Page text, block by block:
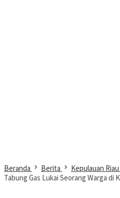
Beranda Berita Kepulauan Riau
Tabung Gas Lukai Seorang Warga di